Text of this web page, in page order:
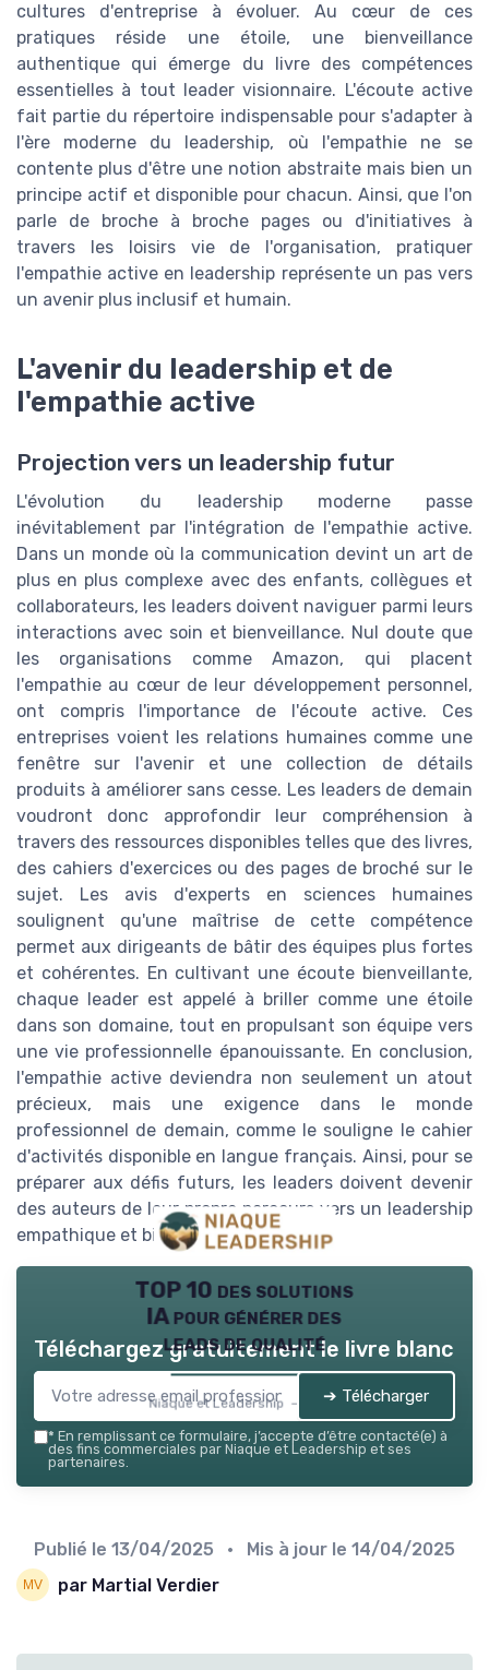
cultures d'entreprise à évoluer. Au cœur de ces
pratiques réside une étoile, une bienveillance
authentique qui émerge du livre des compétences
essentielles à tout leader visionnaire. L'écoute active
fait partie du répertoire indispensable pour s'adapter à
l'ère moderne du leadership, où l'empathie ne se
contente plus d'être une notion abstraite mais bien un
principe actif et disponible pour chacun. Ainsi, que l'on
parle de broche à broche pages ou d'initiatives à
travers les loisirs vie de l'organisation, pratiquer
l'empathie active en leadership représente un pas vers
un avenir plus inclusif et humain.
L'avenir du leadership et de
l'empathie active
Projection vers un leadership futur
L'évolution du leadership moderne passe
inévitablement par l'intégration de l'empathie active.
Dans un monde où la communication devint un art de
plus en plus complexe avec des enfants, collègues et
collaborateurs, les leaders doivent naviguer parmi leurs
interactions avec soin et bienveillance. Nul doute que
les organisations comme Amazon, qui placent
l'empathie au cœur de leur développement personnel,
ont compris l'importance de l'écoute active. Ces
entreprises voient les relations humaines comme une
fenêtre sur l'avenir et une collection de détails
produits à améliorer sans cesse. Les leaders de demain
voudront donc approfondir leur compréhension à
travers des ressources disponibles telles que des livres,
des cahiers d'exercices ou des pages de broché sur le
sujet. Les avis d'experts en sciences humaines
soulignent qu'une maîtrise de cette compétence
permet aux dirigeants de bâtir des équipes plus fortes
et cohérentes. En cultivant une écoute bienveillante,
chaque leader est appelé à briller comme une étoile
dans son domaine, tout en propulsant son équipe vers
une vie professionnelle épanouissante. En conclusion,
l'empathie active deviendra non seulement un atout
précieux, mais une exigence dans le monde
professionnel de demain, comme le souligne le cahier
d'activités disponible en langue français. Ainsi, pour se
préparer aux défis futurs, les leaders doivent devenir
des auteurs de leur propre parcours vers un leadership
empathique et bienveillant.
TOP 10 des solutions
IA pour générer des
leads de qualité
Niaque et Leadership — 2026
Téléchargez gratuitement le livre blanc
➔ Télécharger
* En remplissant ce formulaire, j’accepte d’être contacté(e) à
des fins commerciales par Niaque et Leadership et ses
partenaires.
Publié le 13/04/2025 • Mis à jour le 14/04/2025
par Martial Verdier